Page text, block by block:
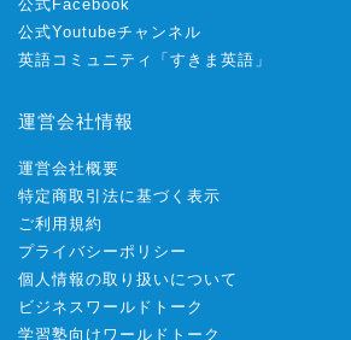
公式Facebook
公式Youtubeチャンネル
英語コミュニティ「すきま英語」
運営会社情報
運営会社概要
特定商取引法に基づく表示
ご利用規約
プライバシーポリシー
個人情報の取り扱いについて
ビジネスワールドトーク
学習塾向けワールドトーク